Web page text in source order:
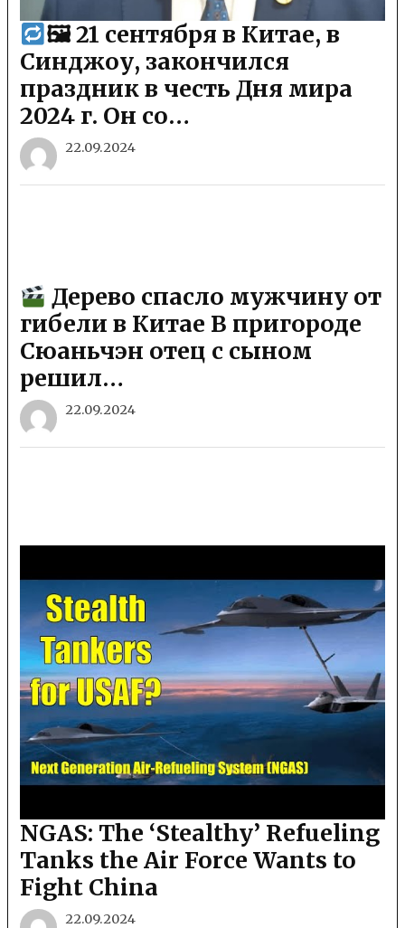
🖼 21 сентября в Китае, в
Синджоу, закончился
праздник в честь Дня мира
2024 г. Он со…
22.09.2024
Дерево спасло мужчину от
гибели в Китае В пригороде
Сюаньчэн отец с сыном
решил…
22.09.2024
NGAS: The ‘Stealthy’ Refueling
Tanks the Air Force Wants to
Fight China
22.09.2024